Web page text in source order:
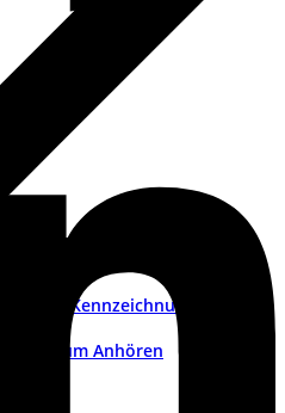
„CE-Kennzeichnung als
zum Anhören